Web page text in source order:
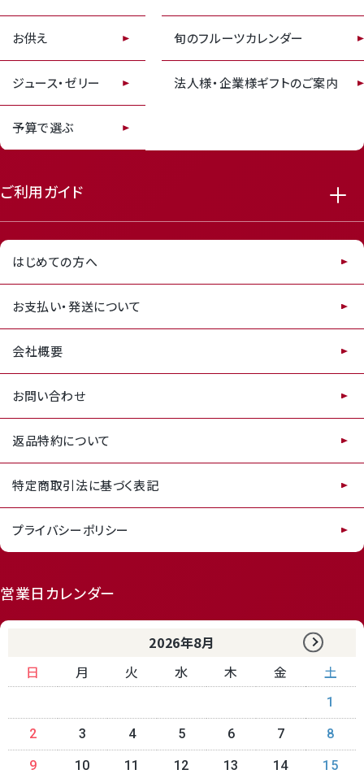
receipt_long contact_support
お供え
ジュース・ゼリー
予算で選ぶ
旬のフルーツカレンダー
法人様・企業様ギフトのご案内
ご利用ガイド
はじめての方へ
お支払い・発送について
会社概要
お問い合わせ
返品特約について
特定商取引法に基づく表記
プライバシーポリシー
営業日カレンダー
2026年8月
日
月 火 水 木 金 土
1
2 3 4 5 6 7 8
9 10 11 12 13 14 15